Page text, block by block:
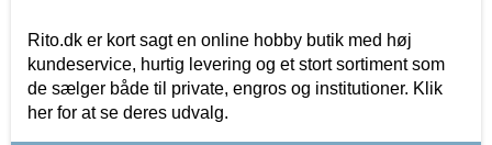
Rito.dk er kort sagt en online hobby butik med høj
kundeservice, hurtig levering og et stort sortiment som
de sælger både til private, engros og institutioner. Klik
her for at se deres udvalg.